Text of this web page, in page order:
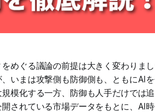
めぐる議論の前提は大きく変わりま
いまは攻撃側も防御側も、ともにAI
模化する一方、防御も人手だけでは
されている市場データをもとに、AI